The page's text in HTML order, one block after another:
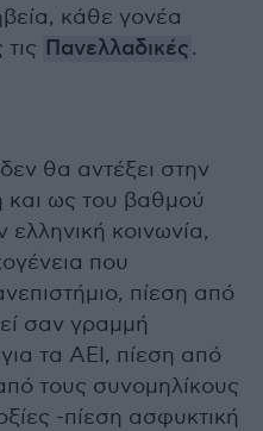
κάθε γονέα
Πανελλαδικές.
θα αντέξει στην
και ως του βαθμού
ελληνική κοινωνία,
που
πίεση από
σαν γραμμή
τα ΑΕΙ, πίεση από
τους συνομηλίκους
-πίεση ασφυκτική